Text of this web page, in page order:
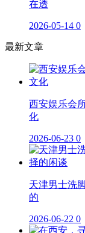
在透
2026-05-14 0
最新文章
西安娱乐会
化
2026-06-23 0
天津男士洗
的
2026-06-22 0